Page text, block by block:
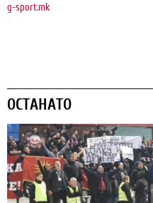
g-sport.mk
ОСТАНАТО